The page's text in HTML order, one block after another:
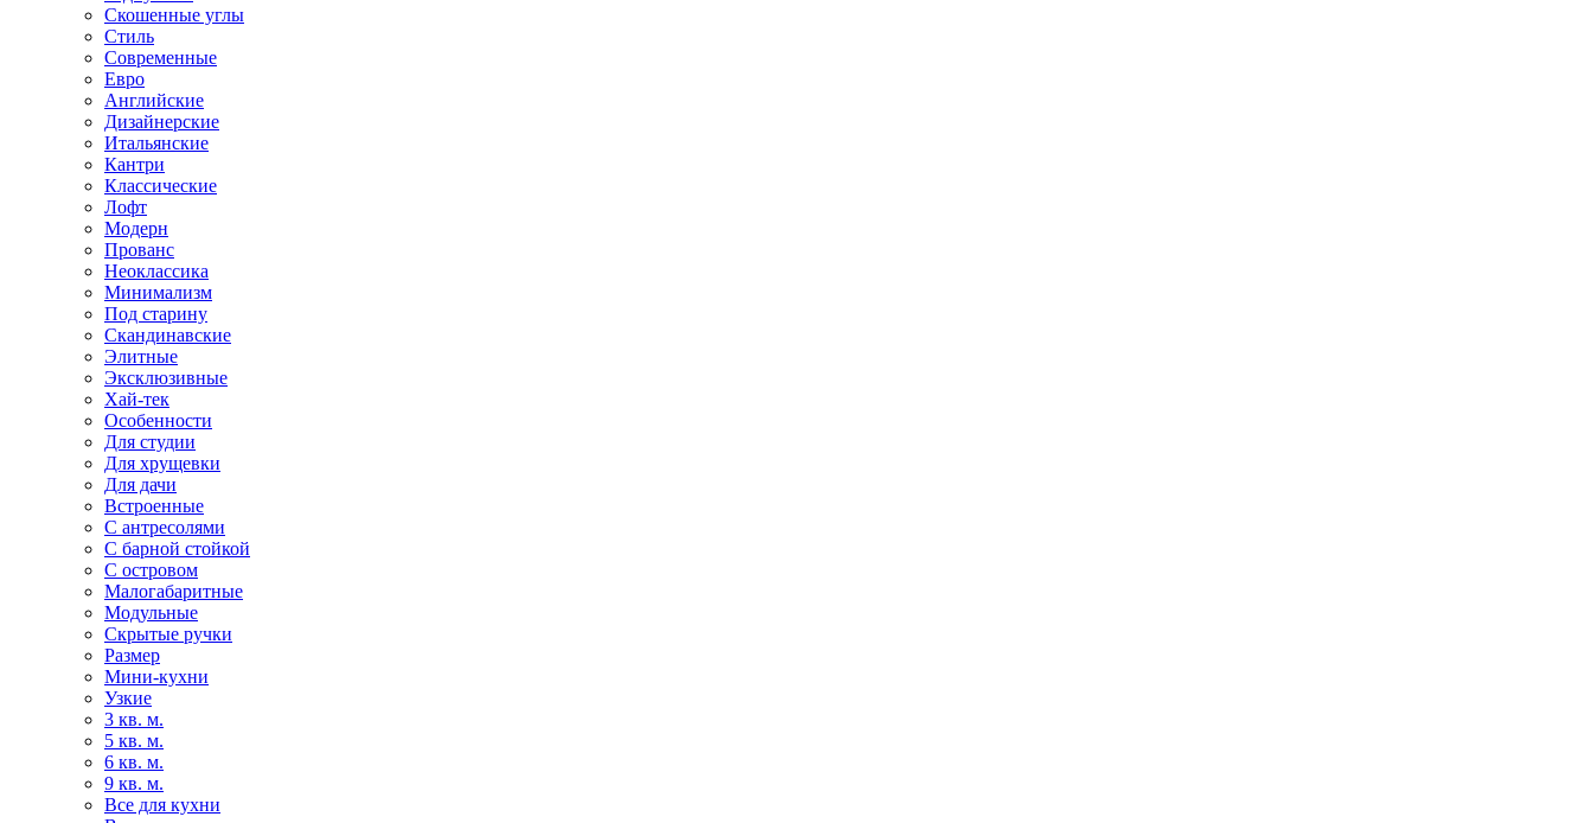
Скошенные углы
Стиль
Современные
Евро
Английские
Дизайнерские
Итальянские
Кантри
Классические
Лофт
Модерн
Прованс
Неоклассика
Минимализм
Под старину
Скандинавские
Элитные
Эксклюзивные
Хай-тек
Особенности
Для студии
Для хрущевки
Для дачи
Встроенные
С антресолями
С барной стойкой
С островом
Малогабаритные
Модульные
Скрытые ручки
Размер
Мини-кухни
Узкие
3 кв. м.
5 кв. м.
6 кв. м.
9 кв. м.
Все для кухни